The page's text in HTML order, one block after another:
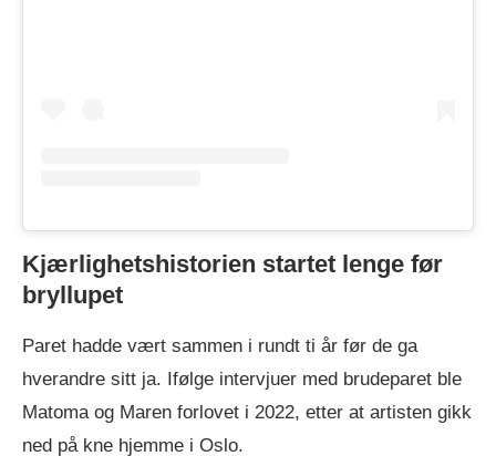
Kjærlighetshistorien startet lenge før
bryllupet
Paret hadde vært sammen i rundt ti år før de ga
hverandre sitt ja. Ifølge intervjuer med brudeparet ble
Matoma og Maren forlovet i 2022, etter at artisten gikk
ned på kne hjemme i Oslo.